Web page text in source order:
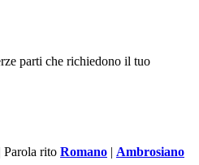
parti che richiedono il tuo
Parola rito Romano | Ambrosiano